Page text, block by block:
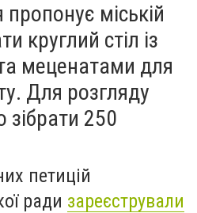
міській
круглий стіл із
меценатами для
Для розгляду
зібрати 250
петицій
ради зареєстрували